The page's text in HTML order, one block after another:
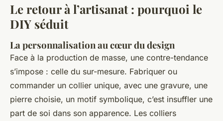
Le retour à l’artisanat : pourquoi le
DIY séduit
La personnalisation au cœur du design
Face à la production de masse, une contre-tendance
s’impose : celle du sur-mesure. Fabriquer ou
commander un collier unique, avec une gravure, une
pierre choisie, un motif symbolique, c’est insuffler une
part de soi dans son apparence. Les colliers